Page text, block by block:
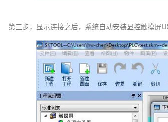
第三步，显示连接之后，系统自动安装显控触摸屏